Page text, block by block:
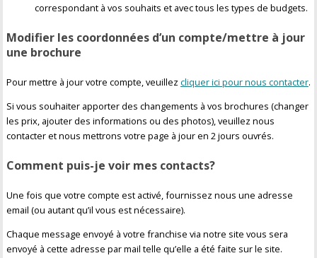
correspondant à vos souhaits et avec tous les types de budgets.
Modifier les coordonnées d’un compte/mettre à jour
une brochure
Pour mettre à jour votre compte, veuillez cliquer ici pour nous contacter.
Si vous souhaiter apporter des changements à vos brochures (changer
les prix, ajouter des informations ou des photos), veuillez nous
contacter et nous mettrons votre page à jour en 2 jours ouvrés.
Comment puis-je voir mes contacts?
Une fois que votre compte est activé, fournissez nous une adresse
email (ou autant qu’il vous est nécessaire).
Chaque message envoyé à votre franchise via notre site vous sera
envoyé à cette adresse par mail telle qu’elle a été faite sur le site.